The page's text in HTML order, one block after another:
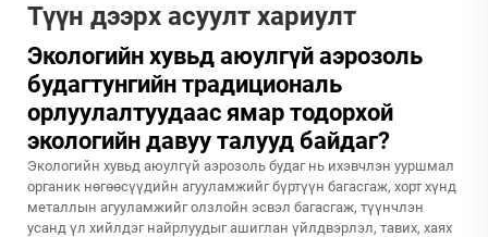
Түүн дээрх асуулт хариулт
Экологийн хувьд аюулгүй аэрозоль
будагтунгийн традициональ
орлуулалтуудаас ямар тодорхой
экологийн давуу талууд байдаг?
Экологийн хувьд аюулгүй аэрозоль будаг нь ихэвчлэн ууршмал
органик нөгөөсүүдийн агууламжийг бүртүүн багасгаж, хорт хүнд
металлын агууламжийг олзлойн эсвэл багасгаж, түүнчлэн
усанд үл хийлдэг найрлуудыг ашиглан үйлдвэрлэл, тавих, хаях